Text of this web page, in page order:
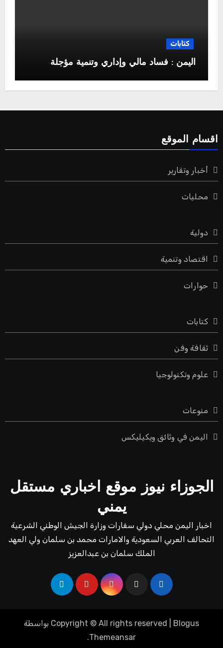
كتابات
اليمن : فساد مالي وإداري وتنمية مؤجلة
اقسام الموقع
أخبار وتقارير
محليات
دولية
اقتصاد وتنمية
حوارات
كتابات
ثقافة وفن
علوم وتكنولوجيا
منوعات
اليمن في وثائق ويكيليكس
الجوزاء نيوز موقع اخباري مستقل
يمني
اخبار اليمن محلي دولي سفارات وزارة الجيش الوطني الشرعية
التحالف العربي السعودية والامارات محمد بن سلمان ولي العهد
الملك سلمان بن عبدالعزيز
Copyright © All rights reserved Blogus
بواسطة
Themeansar
.